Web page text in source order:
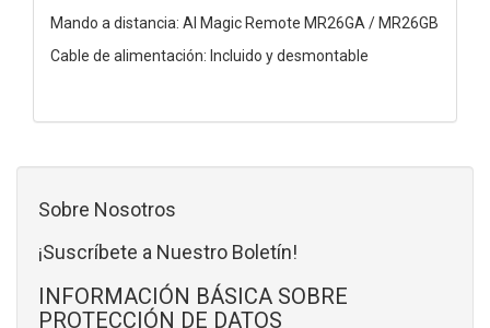
Mando a distancia: AI Magic Remote MR26GA / MR26GB
Cable de alimentación: Incluido y desmontable
Sobre Nosotros
¡Suscríbete a Nuestro Boletín!
INFORMACIÓN BÁSICA SOBRE
PROTECCIÓN DE DATOS